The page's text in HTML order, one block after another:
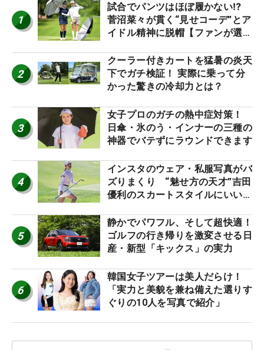
1
試合でパンツはほぼ履かない⁉
菅沼菜々が貫く“見せコーデ”とア
イドル精神に脱帽【ファンが選ぶ
2
クーラー付きカートを猛暑の炎天
下でガチ検証！ 実際に乗って分
かった驚きの冷却力とは？
3
女子プロのガチの熱中症対策！
日傘・氷のう・インナーの三種の
神器でバテずにラウンドできます
4
インスタのウェア・私服写真がバ
ズりまくり “魅せ方の天才”吉田
優利のスカートスタイルにいい
5
静かでパワフル、そして超快適！
ゴルフの行き帰りを激変させる日
産・新型「キックス」の実力
6
韓国女子ツアーは美人だらけ！
「実力と美貌を兼ね備えた選りす
ぐりの10人を写真で紹介」